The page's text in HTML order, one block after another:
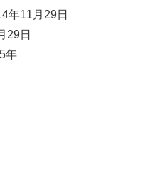
年11月29日
29日
年